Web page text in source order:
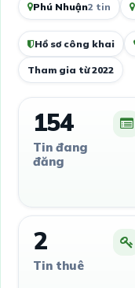
Phú Nhuận2 tin
Hồ sơ công khai
Tham gia từ 2022
154
Tin đang
đăng
2
Tin thuê